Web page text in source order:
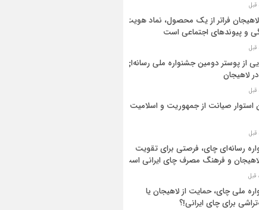
فراتر از یک محصول، نماد هویت
و پیوندهای اجتماعی است
از پوستر دومین جشنواره ملی رسانه‌ای
لاهیجان
استوار صیانت از جمهوریت و اسلامیت
رسانه‌ای چای، فرصتی برای تقویت
لاهیجان و فرهنگ مصرف چای ایرانی است
ملی چای، حمایت از لاهیجان یا
برای چای ایرانی!؟